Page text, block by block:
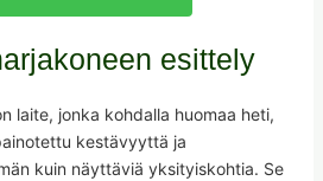
esittely
laite, jonka kohdalla huomaa heti,
kestävyyttä ja
kuin näyttäviä yksityiskohtia. Se